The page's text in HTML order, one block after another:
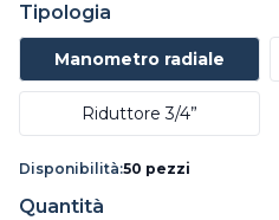
Tipologia
Manometro radiale
Riduttore 3/4”
Disponibilità:50 pezzi
Quantità